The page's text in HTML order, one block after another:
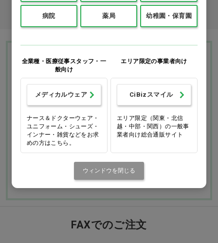
商品コード入力でクイックオーダー
Ciモール ウェブ通販のご利用ガイド・ヘル
お支払いについて 送料について
返品・交換につい
て
修理・保証につい
よくあるご質問
ご利用ガイドを詳しく見
FAXでのご注文
病院 薬局 幼稚園・保育園
全業種・医療従事スタッフ・一
般向け
メディカルウェア
ナース＆ドクターウェア・
ユニフォーム・シューズ・
インナー・雑貨などをお求
めの方はこちら。
エリア限定の事業者向け
CiBizスマイル
エリア限定（関東・北信
越・中部・関西）の一般事
業者向け総合通販サイト
ウィンドウを閉じる